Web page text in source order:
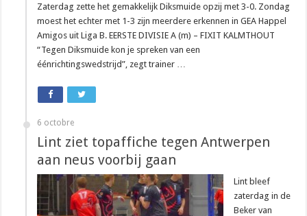
Zaterdag zette het gemakkelijk Diksmuide opzij met 3-0. Zondag
moest het echter met 1-3 zijn meerdere erkennen in GEA Happel
Amigos uit Liga B. EERSTE DIVISIE A (m) – FIXIT KALMTHOUT
“Tegen Diksmuide kon je spreken van een
éénrichtingswedstrijd”, zegt trainer …
6 octobre
Lint ziet topaffiche tegen Antwerpen
aan neus voorbij gaan
Lint bleef
zaterdag in de
Beker van